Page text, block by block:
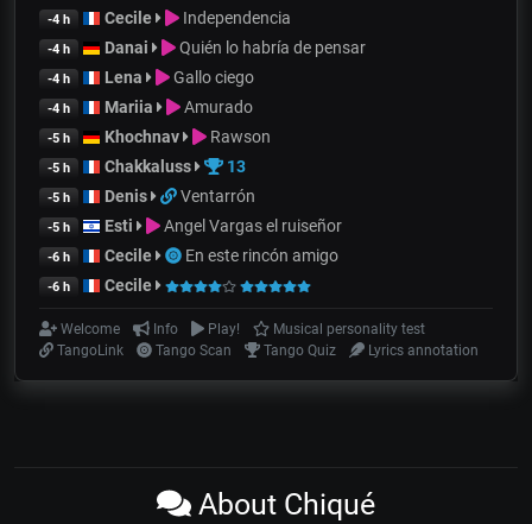
-4 h Cecile Independencia
-4 h Danai Quién lo habría de pensar
-4 h Lena Gallo ciego
-4 h Mariia Amurado
-5 h Khochnav Rawson
-5 h Chakkaluss 13
-5 h Denis Ventarrón
-5 h Esti Angel Vargas el ruiseñor
-6 h Cecile En este rincón amigo
-6 h Cecile
Welcome Info Play!
Musical personality test
TangoLink
Tango Scan Tango Quiz Lyrics annotation
About Chiqué